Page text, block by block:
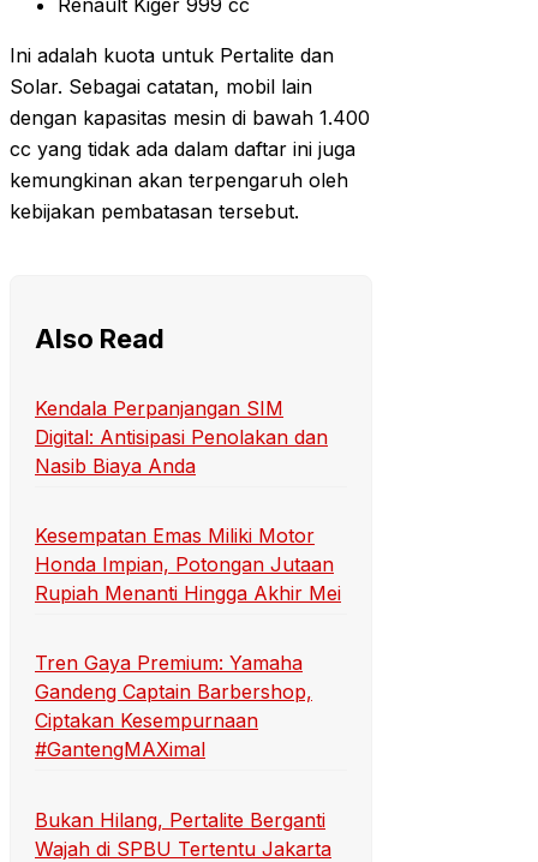
Renault Kiger 999 cc
Ini adalah kuota untuk Pertalite dan
Solar. Sebagai catatan, mobil lain
dengan kapasitas mesin di bawah 1.400
cc yang tidak ada dalam daftar ini juga
kemungkinan akan terpengaruh oleh
kebijakan pembatasan tersebut.
Also Read
Kendala Perpanjangan SIM
Digital: Antisipasi Penolakan dan
Nasib Biaya Anda
Kesempatan Emas Miliki Motor
Honda Impian, Potongan Jutaan
Rupiah Menanti Hingga Akhir Mei
Tren Gaya Premium: Yamaha
Gandeng Captain Barbershop,
Ciptakan Kesempurnaan
#GantengMAXimal
Bukan Hilang, Pertalite Berganti
Wajah di SPBU Tertentu Jakarta